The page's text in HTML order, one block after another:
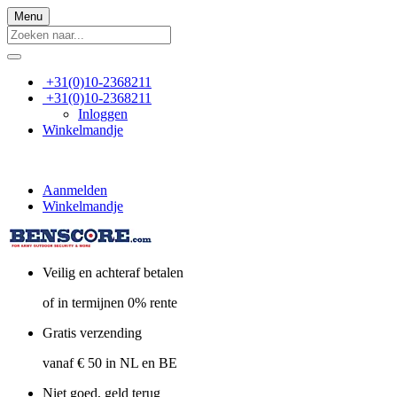
Menu
+31(0)10-2368211
+31(0)10-2368211
Inloggen
Winkelmandje
Aanmelden
Winkelmandje
Veilig en achteraf betalen
of in termijnen 0% rente
Gratis verzending
vanaf € 50 in NL en BE
Niet goed, geld terug